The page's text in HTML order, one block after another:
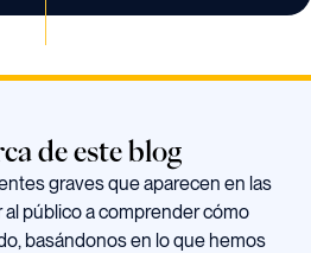
de este blog
graves que aparecen en las
al público a comprender cómo
basándonos en lo que hemos